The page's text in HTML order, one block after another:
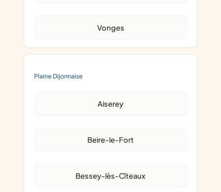
Vonges
Plaine Dijonnaise
Aiserey
Beire-le-Fort
Bessey-lès-Cîteaux